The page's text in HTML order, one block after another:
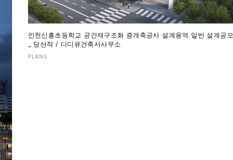
인천신흥초등학교 공간재구조화 증개축공사 설계용역 일반 설계공모
_ 당선작 / 디디유건축사사무소
PLANS